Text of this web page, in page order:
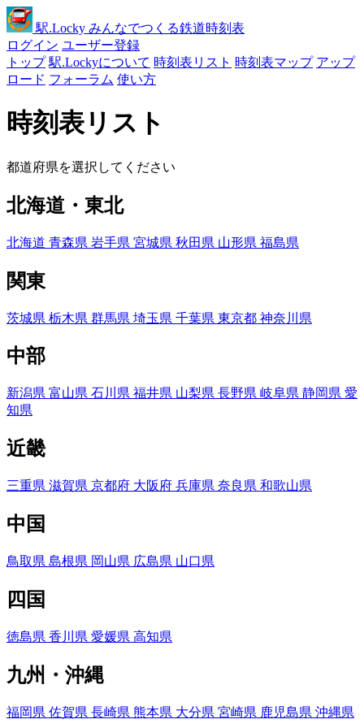
駅.Locky みんなでつくる鉄道時刻表
ログイン ユーザー登録
トップ 駅.Lockyについて 時刻表リスト 時刻表マップ アップ
ロード フォーラム 使い方
時刻表リスト
都道府県を選択してください
北海道・東北
北海道 青森県 岩手県 宮城県 秋田県 山形県 福島県
関東
茨城県 栃木県 群馬県 埼玉県 千葉県 東京都 神奈川県
中部
新潟県 富山県 石川県 福井県 山梨県 長野県 岐阜県 静岡県 愛
知県
近畿
三重県 滋賀県 京都府 大阪府 兵庫県 奈良県 和歌山県
中国
鳥取県 島根県 岡山県 広島県 山口県
四国
徳島県 香川県 愛媛県 高知県
九州・沖縄
福岡県 佐賀県 長崎県 熊本県 大分県 宮崎県 鹿児島県 沖縄県